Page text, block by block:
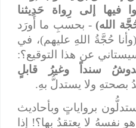
فيها إلى رِواة حَدِيثنا
الله)- بحسبِ ما أَورَد
حُجَّةُ اللهِ عليهم)، في
سنداً وغيرُ قابلٍ
بصحتهِ ولا يستدلُّ بهِ.
برواياتٍ وبأحاديث
لا يعتقدُ بها؟! إذا